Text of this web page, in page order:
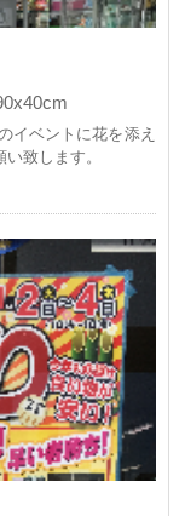
イベントに花を添え
致します。